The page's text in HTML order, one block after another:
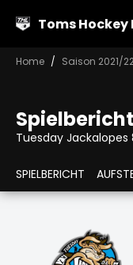
Toms Hockey
Home Saison 2021/
Spielbericht
Tuesday Jackalopes
SPIELBERICHT